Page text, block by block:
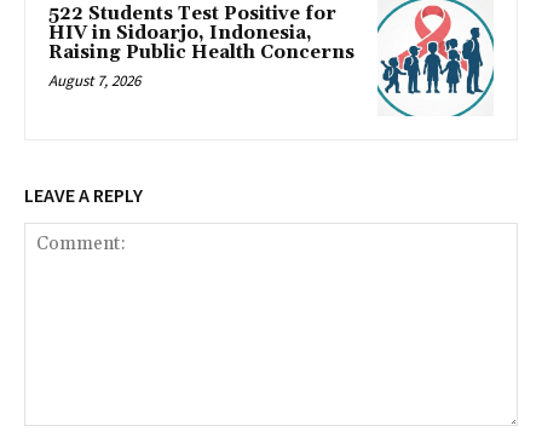
522 Students Test Positive for
HIV in Sidoarjo, Indonesia,
Raising Public Health Concerns
August 7, 2026
LEAVE A REPLY